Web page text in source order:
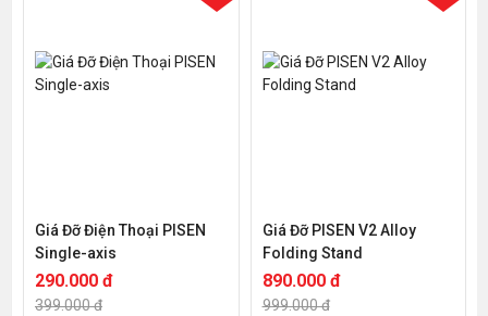
Giá Đỡ Điện Thoại PISEN
Single-axis
290.000 đ
399.000 đ
Giá Đỡ PISEN V2 Alloy
Folding Stand
890.000 đ
999.000 đ